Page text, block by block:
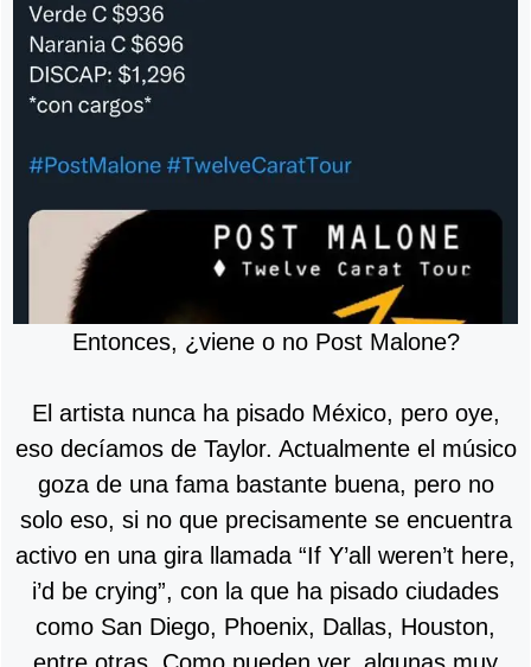
Entonces, ¿viene o no Post Malone?
El artista nunca ha pisado México, pero oye,
eso decíamos de Taylor. Actualmente el músico
goza de una fama bastante buena, pero no
solo eso, si no que precisamente se encuentra
activo en una gira llamada “If Y’all weren’t here,
i’d be crying”, con la que ha pisado ciudades
como San Diego, Phoenix, Dallas, Houston,